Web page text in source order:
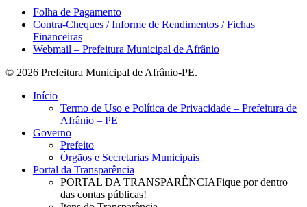
Folha de Pagamento
Contra-Cheques / Informe de Rendimentos / Fichas
Financeiras
Webmail – Prefeitura Municipal de Afrânio
© 2026 Prefeitura Municipal de Afrânio-PE.
Close
Início
Termo de Uso e Política de Privacidade – Prefeitura de
Afrânio – PE
Governo
Prefeito
Órgãos e Secretarias Municipais
Portal da Transparência
PORTAL DA TRANSPARÊNCIAFique por dentro
das contas públicas!